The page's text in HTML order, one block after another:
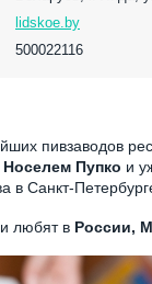
lidskoe.by
500022116
пивзаводов
Носелем Пупко и
в Санкт-
любят в России,